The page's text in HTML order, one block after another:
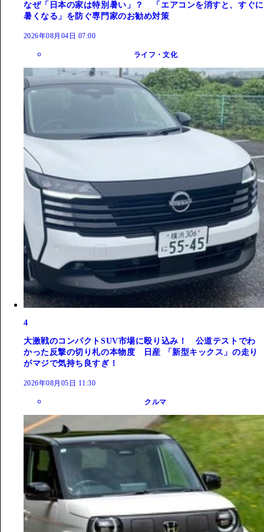
なぜ「日本の家は特別暑い」？ 「エアコンを消すと、すぐに
暑くなる」を防ぐ専門家のお勧め対策
2026年08月04日 07:00
ライフ・文化
4
大激戦のコンパクトSUV市場に殴り込み！ 公道テストでわ
かった反撃の切り札の本物度 日産 「新型キックス」の走り
がマジで気持ち良すぎ！
2026年08月05日 11:30
クルマ